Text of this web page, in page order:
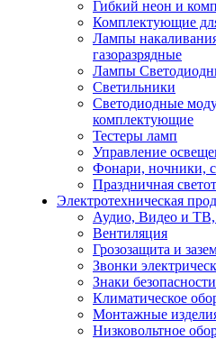
Гибкий неон и
Комплектующие
Лампы
газоразрядные
Лампы
Светильники
Светодиодные
комплектующие
Тестеры ламп
Управление
Фонари, ночники,
Праздничная
Электротехническая
Аудио, Видео и
Вентиляция
Грозозащита и
Звонки
Знаки безопасности
Климатическое
Монтажные
Низковольтное